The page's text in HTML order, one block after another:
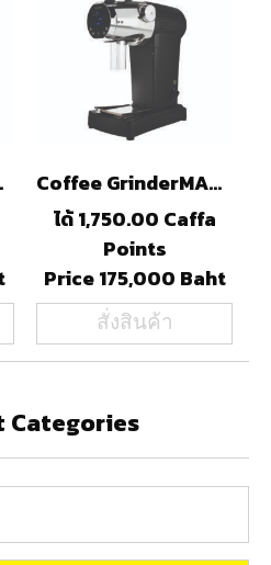
Categories
Coffee GrinderMAZZERZM(B)–Espresso burr
ได้ 1,750.00 Caffa
Points
Price 175,000 Baht
สั่งสินค้า